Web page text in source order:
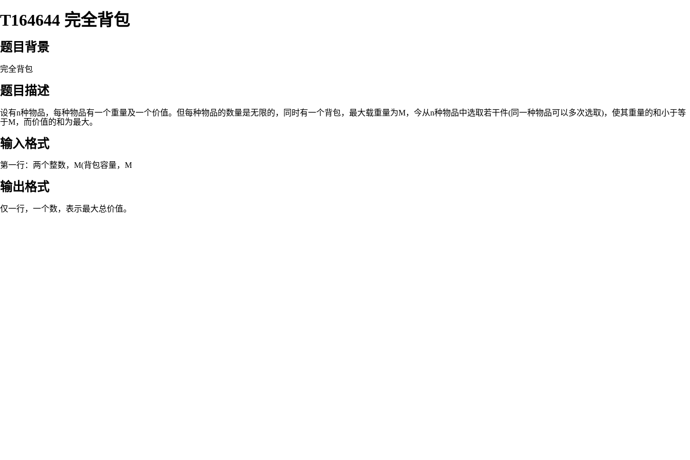
T164644 完全背包
题目背景
完全背包
题目描述
设有n种物品，每种物品有一个重量及一个价值。但每种物品的数量是无限的，同时有一个背包，最大载重量为M，今从n种物品中选取若干件(同一种物品可以多次选取)，使其重量的和小于等
于M，而价值的和为最大。
输入格式
第一行：两个整数，M(背包容量，M
输出格式
仅一行，一个数，表示最大总价值。